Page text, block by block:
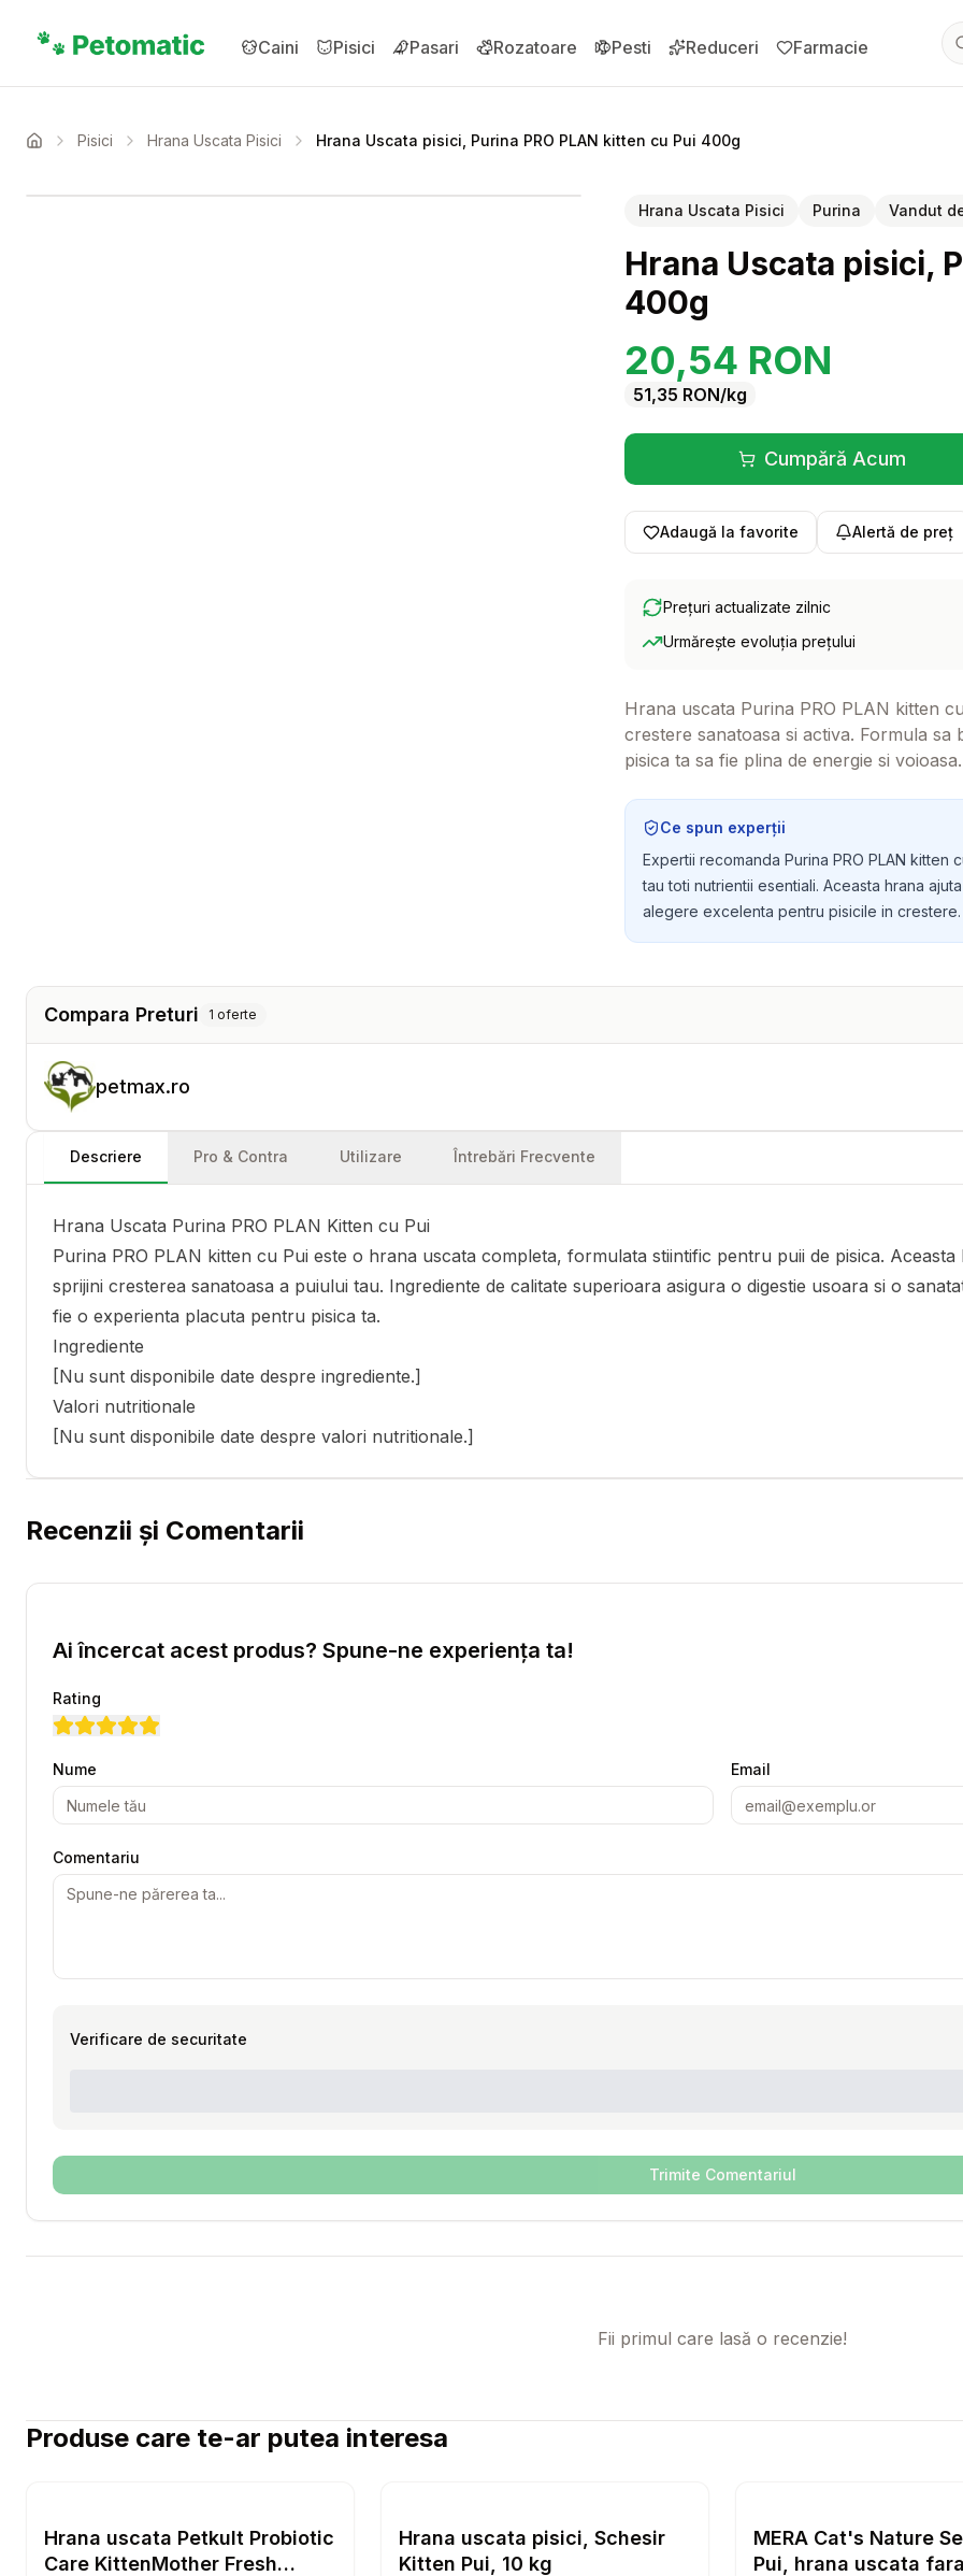
Caini
Pisici Pasari Rozatoare Pesti Reduceri Farmacie
Acasa Pisici Hrana Uscata Pisici
Hrana Uscata pisici, Purina PRO PLAN kitten cu Pui 400g
Hrana Uscata Pisici Purina Vandut
Hrana Uscata pisici,
400g
20,54 RON
51,35 RON/kg
Cumpără Acum
(se deschide
Adaugă la favorite Alertă de preț
Prețuri actualizate zilnic
Urmărește evoluția prețului
Hrana uscata Purina PRO PLAN kitten
crestere sanatoasa si activa. Formula
pisica ta sa fie plina de energie si voioasa.
Ce spun experții
Expertii recomanda Purina PRO PLAN
tau toti nutrientii esentiali. Aceasta hrana
alegere excelenta pentru pisicile in crestere.
Compara Preturi 1 oferte
petmax.ro
Descriere Pro & Contra Utilizare Întrebări Frecvente
Hrana Uscata Purina PRO PLAN Kitten cu Pui
Purina PRO PLAN kitten cu Pui este o hrana uscata completa, formulata stiintific pentru puii de pisica.
sprijini cresterea sanatoasa a puiului tau. Ingrediente de calitate superioara asigura o digestie usoara si o
fie o experienta placuta pentru pisica ta.
Ingrediente
[Nu sunt disponibile date despre ingrediente.]
Valori nutritionale
[Nu sunt disponibile date despre valori nutritionale.]
Recenzii și Comentarii
Ai încercat acest produs? Spune-ne experiența ta!
Rating
Nume Email
Comentariu
Verificare de securitate
Trimite Comentariul
Fii primul care lasă o recenzie!
Produse care te-ar putea interesa
Hrana Uscata Pisici
Hrana uscata Petkult Probiotic
Care KittenMother Fresh
Hrana Uscata Pisici
Hrana uscata pisici, Schesir
Kitten Pui, 10 kg
MERA Cat's Nature
Pui, hrana uscata